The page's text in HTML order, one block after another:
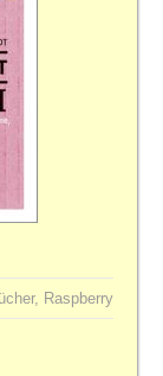
, Raspberry